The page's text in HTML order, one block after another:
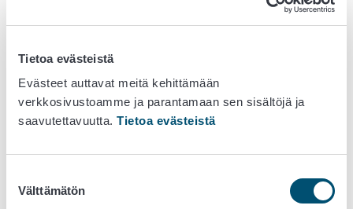
Tietoa evästeistä
Evästeet auttavat meitä kehittämään
verkkosivustoamme ja parantamaan sen sisältöjä ja
saavutettavuutta. Tietoa evästeistä
valinta
Välttämätön
lajitellut elintarvikkeet (mm. mausteet, kuivahedelmät,
liha ja lihavalmisteet
maito ja maitotuotteet
munat ja munavalmisteet
mukaan eläinterveystodistuksen. Todistuksen saamiseksi
ota yhteyttä laitostasi valvovaan virkaeläinlääkäriin.